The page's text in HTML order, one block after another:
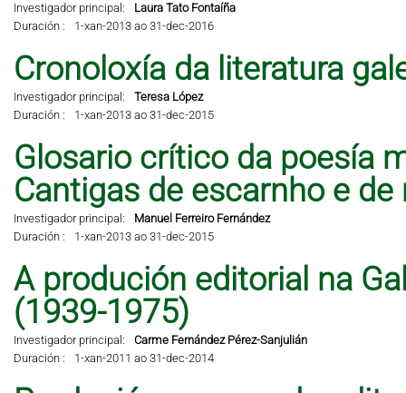
Investigador principal:
Laura Tato Fontaíña
Duración :
1-xan-2013 ao 31-dec-2016
Cronoloxía da literatura
Investigador principal:
Teresa López
Duración :
1-xan-2013 ao 31-dec-2015
Glosario crítico da poesía
Cantigas de escarnho e de
Investigador principal:
Manuel Ferreiro Fernández
Duración :
1-xan-2013 ao 31-dec-2015
A produción editorial na
(1939-1975)
Investigador principal:
Carme Fernández Pérez-Sanjulián
Duración :
1-xan-2011 ao 31-dec-2014